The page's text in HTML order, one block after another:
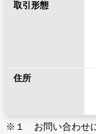
取引形態
住所
※１ お問い合わせ